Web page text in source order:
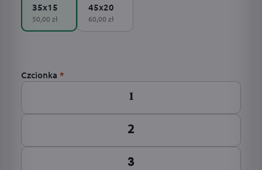
35x15
50,00 zł
45x20
60,00 zł
Czcionka *
1
2
3